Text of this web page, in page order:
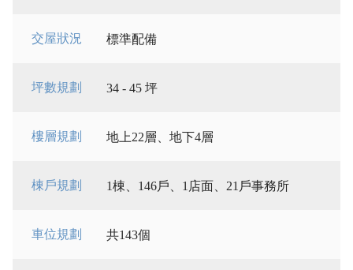
交屋狀況 標準配備
坪數規劃 34 - 45 坪
樓層規劃 地上22層、地下4層
棟戶規劃 1棟、146戶、1店面、21戶事務所
車位規劃 共143個